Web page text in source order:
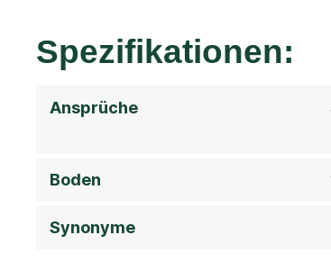
Spezifikationen:
Ansprüche
Boden
Synonyme